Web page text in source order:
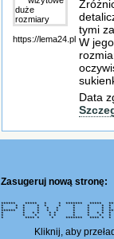
https://lema24.pl
tymi
W
Data
Zasugeruj nową stronę:
****** ***** * * *******
* * * * * * * * * *
* * * * * * * * * *
****** * * * * * * *
* * * * * * * * * * *
* * * * * * * * *
* **** * * *******
Kliknij, aby